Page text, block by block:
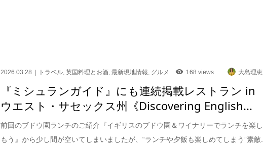
2026.03.28 トラベル,英国料理とお酒,最新現地情報, グルメ 168 views 大島理
『ミシュランガイド』にも連続掲載レストラン in
ウエスト・サセックス州《Discovering English...
前回のブドウ園ランチのご紹介『イギリスのブドウ園＆ワイナリーでランチを楽し
もう』から少し間が空いてしまいましたが、“ランチや夕飯も楽しめてしまう”素敵...